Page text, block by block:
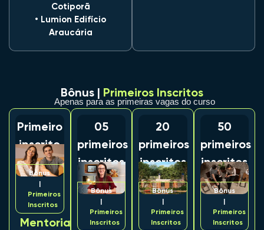
Cotiporã
• Lumion Edifício
Araucária
Bônus | Primeiros Inscritos
Apenas para as primeiras vagas do curso
Primeiro
inscrito
Bônus
|
Primeiros
Inscritos
Mentoria
05
primeiros
inscritos
Bônus
|
Primeiros
Inscritos
20
primeiros
inscritos
Bônus
|
Primeiros
Inscritos
50
primeiros
inscritos
Bônus
|
Primeiros
Inscritos